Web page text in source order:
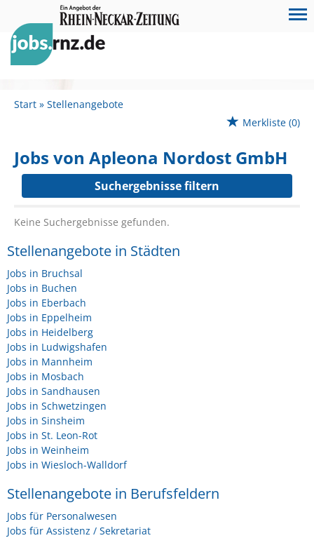
Start
Stellenangebote
Merkliste (0)
Jobs von Apleona Nordost GmbH
Suchergebnisse filtern
Keine Suchergebnisse gefunden.
Stellenangebote in Städten
Jobs in Bruchsal
Jobs in Buchen
Jobs in Eberbach
Jobs in Eppelheim
Jobs in Heidelberg
Jobs in Ludwigshafen
Jobs in Mannheim
Jobs in Mosbach
Jobs in Sandhausen
Jobs in Schwetzingen
Jobs in Sinsheim
Jobs in St. Leon-Rot
Jobs in Weinheim
Jobs in Wiesloch-Walldorf
Stellenangebote in Berufsfeldern
Jobs für Personalwesen
Jobs für Assistenz / Sekretariat